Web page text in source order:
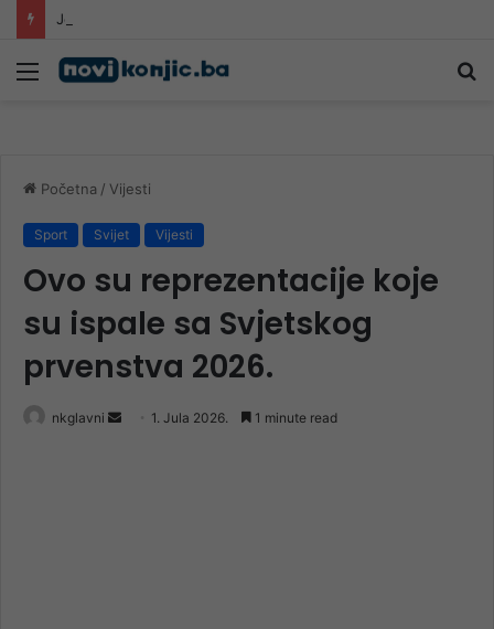
Meni
Početna / Vijesti
Sport Svijet Vijesti
Ovo su reprezentacije koje
su ispale sa Svjetskog
prvenstva 2026.
nkglavni
Send 1. Jula 2026. 1 minute read